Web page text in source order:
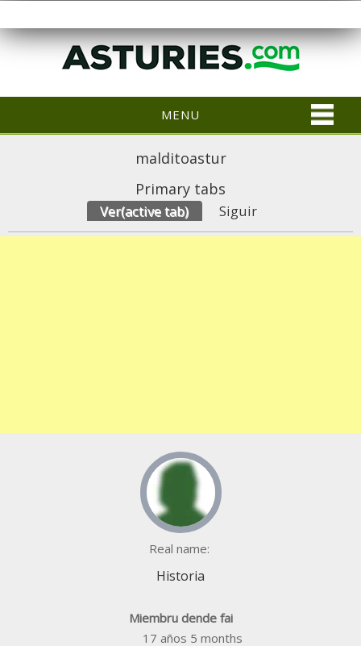
MENU
malditoastur
Primary tabs
Ver(active tab) Siguir
Real name:
Historia
Miembru dende fai
17 años 5 months